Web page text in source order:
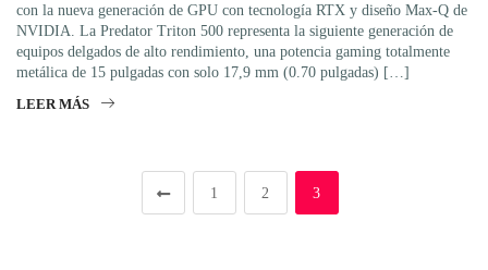
con la nueva generación de GPU con tecnología RTX y diseño Max-Q de
NVIDIA. La Predator Triton 500 representa la siguiente generación de
equipos delgados de alto rendimiento, una potencia gaming totalmente
metálica de 15 pulgadas con solo 17,9 mm (0.70 pulgadas) […]
LEER MÁS
1 2 3